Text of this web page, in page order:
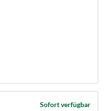
Sofort verfügbar